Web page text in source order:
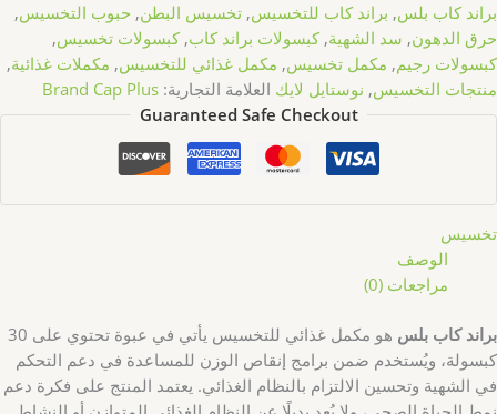
براند كاب بلس, براند كاب للتخسيس, تخسيس البطن, حبوب التخسيس,
حرق الدهون, سد الشهية,كبسولات براند كاب,كبسولات تخسيس,
كبسولات رجيم, مكمل تخسيس, مكمل غذائي للتخسيس, مكملات غذائية,
منتجات التخسيس, نوستايل لايك العلامة التجارية: Brand Cap Plus
Guaranteed Safe Checkout
تخسيس
الوصف
مراجعات (0)
براند كاب بلس
هو مكمل غذائي للتخسيس يأتي في عبوة تحتوي على 30
كبسولة، ويُستخدم ضمن برامج إنقاص الوزن للمساعدة في دعم التحكم
في الشهية وتحسين الالتزام بالنظام الغذائي. يعتمد المنتج على فكرة دعم